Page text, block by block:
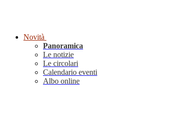
Novità
Panoramica
Le notizie
Le circolari
Calendario eventi
Albo online